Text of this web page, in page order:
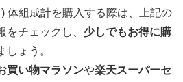
体組成計を購入する際は、上記の
チェックし、 少しでもお得に購
しょう。
買い物マラソンや楽天スーパーセ